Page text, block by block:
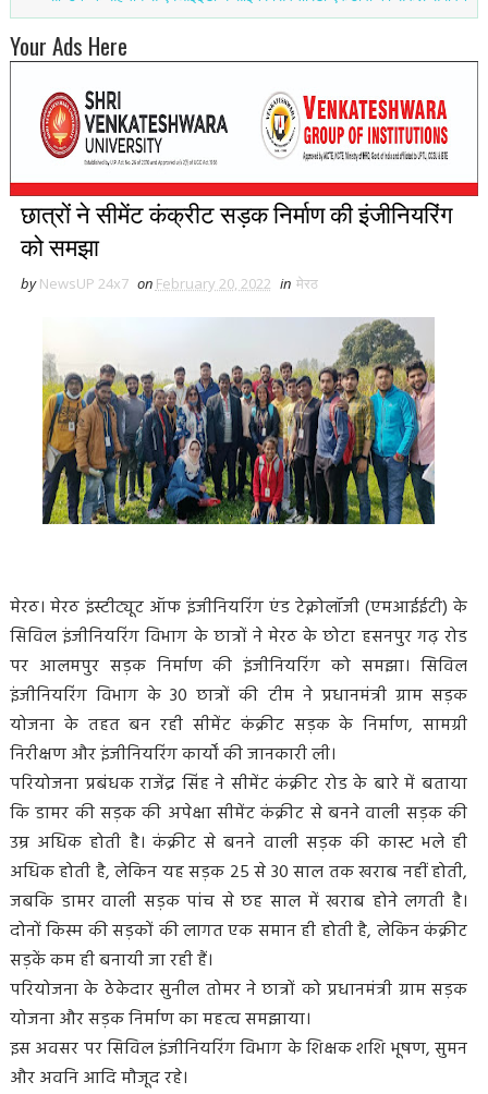
Your Ads Here
छात्रों ने सीमेंट कंक्रीट सड़क निर्माण की इंजीनियरिंग
को समझा
by NewsUP 24x7 on February 20, 2022 in मेरठ
मेरठ। मेरठ इंस्टीट्यूट ऑफ इंजीनियरिंग एंड टेक्नोलॉजी (एमआईईटी) के
सिविल इंजीनियरिंग विभाग के छात्रों ने मेरठ के छोटा हसनपुर गढ़ रोड
पर आलमपुर सड़क निर्माण की इंजीनियरिंग को समझा। सिविल
इंजीनियरिंग विभाग के 30 छात्रों की टीम ने प्रधानमंत्री ग्राम सड़क
योजना के तहत बन रही सीमेंट कंक्रीट सड़क के निर्माण, सामग्री
निरीक्षण और इंजीनियरिंग कार्यों की जानकारी ली।
परियोजना प्रबंधक राजेंद्र सिंह ने सीमेंट कंक्रीट रोड के बारे में बताया
कि डामर की सड़क की अपेक्षा सीमेंट कंक्रीट से बनने वाली सड़क की
उम्र अधिक होती है। कंक्रीट से बनने वाली सड़क की कास्ट भले ही
अधिक होती है, लेकिन यह सड़क 25 से 30 साल तक खराब नहीं होती,
जबकि डामर वाली सड़क पांच से छह साल में खराब होने लगती है।
दोनों किस्म की सड़कों की लागत एक समान ही होती है, लेकिन कंक्रीट
सड़कें कम ही बनायी जा रही हैं।
परियोजना के ठेकेदार सुनील तोमर ने छात्रों को प्रधानमंत्री ग्राम सड़क
योजना और सड़क निर्माण का महत्व समझाया।
इस अवसर पर सिविल इंजीनियरिंग विभाग के शिक्षक शशि भूषण, सुमन
और अवनि आदि मौजूद रहे।